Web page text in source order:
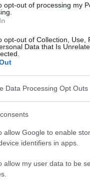
opt-out of processing my
opt-out of Collection, Use,
Data that Is
Data Processing Opt Outs
allow Google to enable
identifiers in apps.
allow my user data to be
innerhalb von
ersten Besuch wird
muss
des Babys
planen.
Das Maternity
darauffolgenden
Babys - wie das
sind, die
das Baby